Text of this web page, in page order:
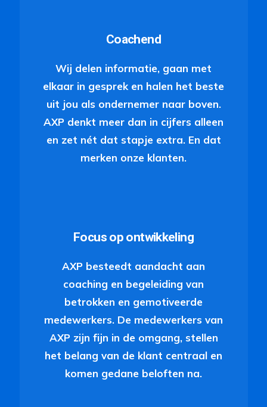
Coachend
Wij delen informatie, gaan met
elkaar in gesprek en halen het beste
uit jou als ondernemer naar boven.
AXP denkt meer dan in cijfers alleen
en zet nét dat stapje extra. En dat
merken onze klanten.
Focus op ontwikkeling
AXP besteedt aandacht aan
coaching en begeleiding van
betrokken en gemotiveerde
medewerkers. De medewerkers van
AXP zijn fijn in de omgang, stellen
het belang van de klant centraal en
komen gedane beloften na.